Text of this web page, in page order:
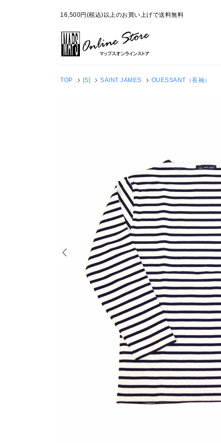
16,500円(税込)以上のお買い上げで送料無料
TOP [S] SAINT JAMES OUESSANT（長袖）